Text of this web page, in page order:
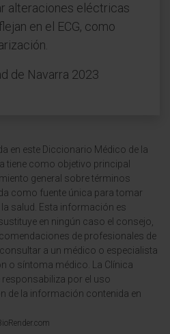
alteraciones eléctricas
en el ECG, como
de Navarra 2023
en este Diccionario Médico de la
tiene como objetivo principal
general sobre términos
como fuente única para tomar
salud. Esta información es
en ningún caso el consejo,
de profesionales de
a un médico o especialista
o síntoma médico. La Clínica
responsabiliza por el uso
de la información contenida en